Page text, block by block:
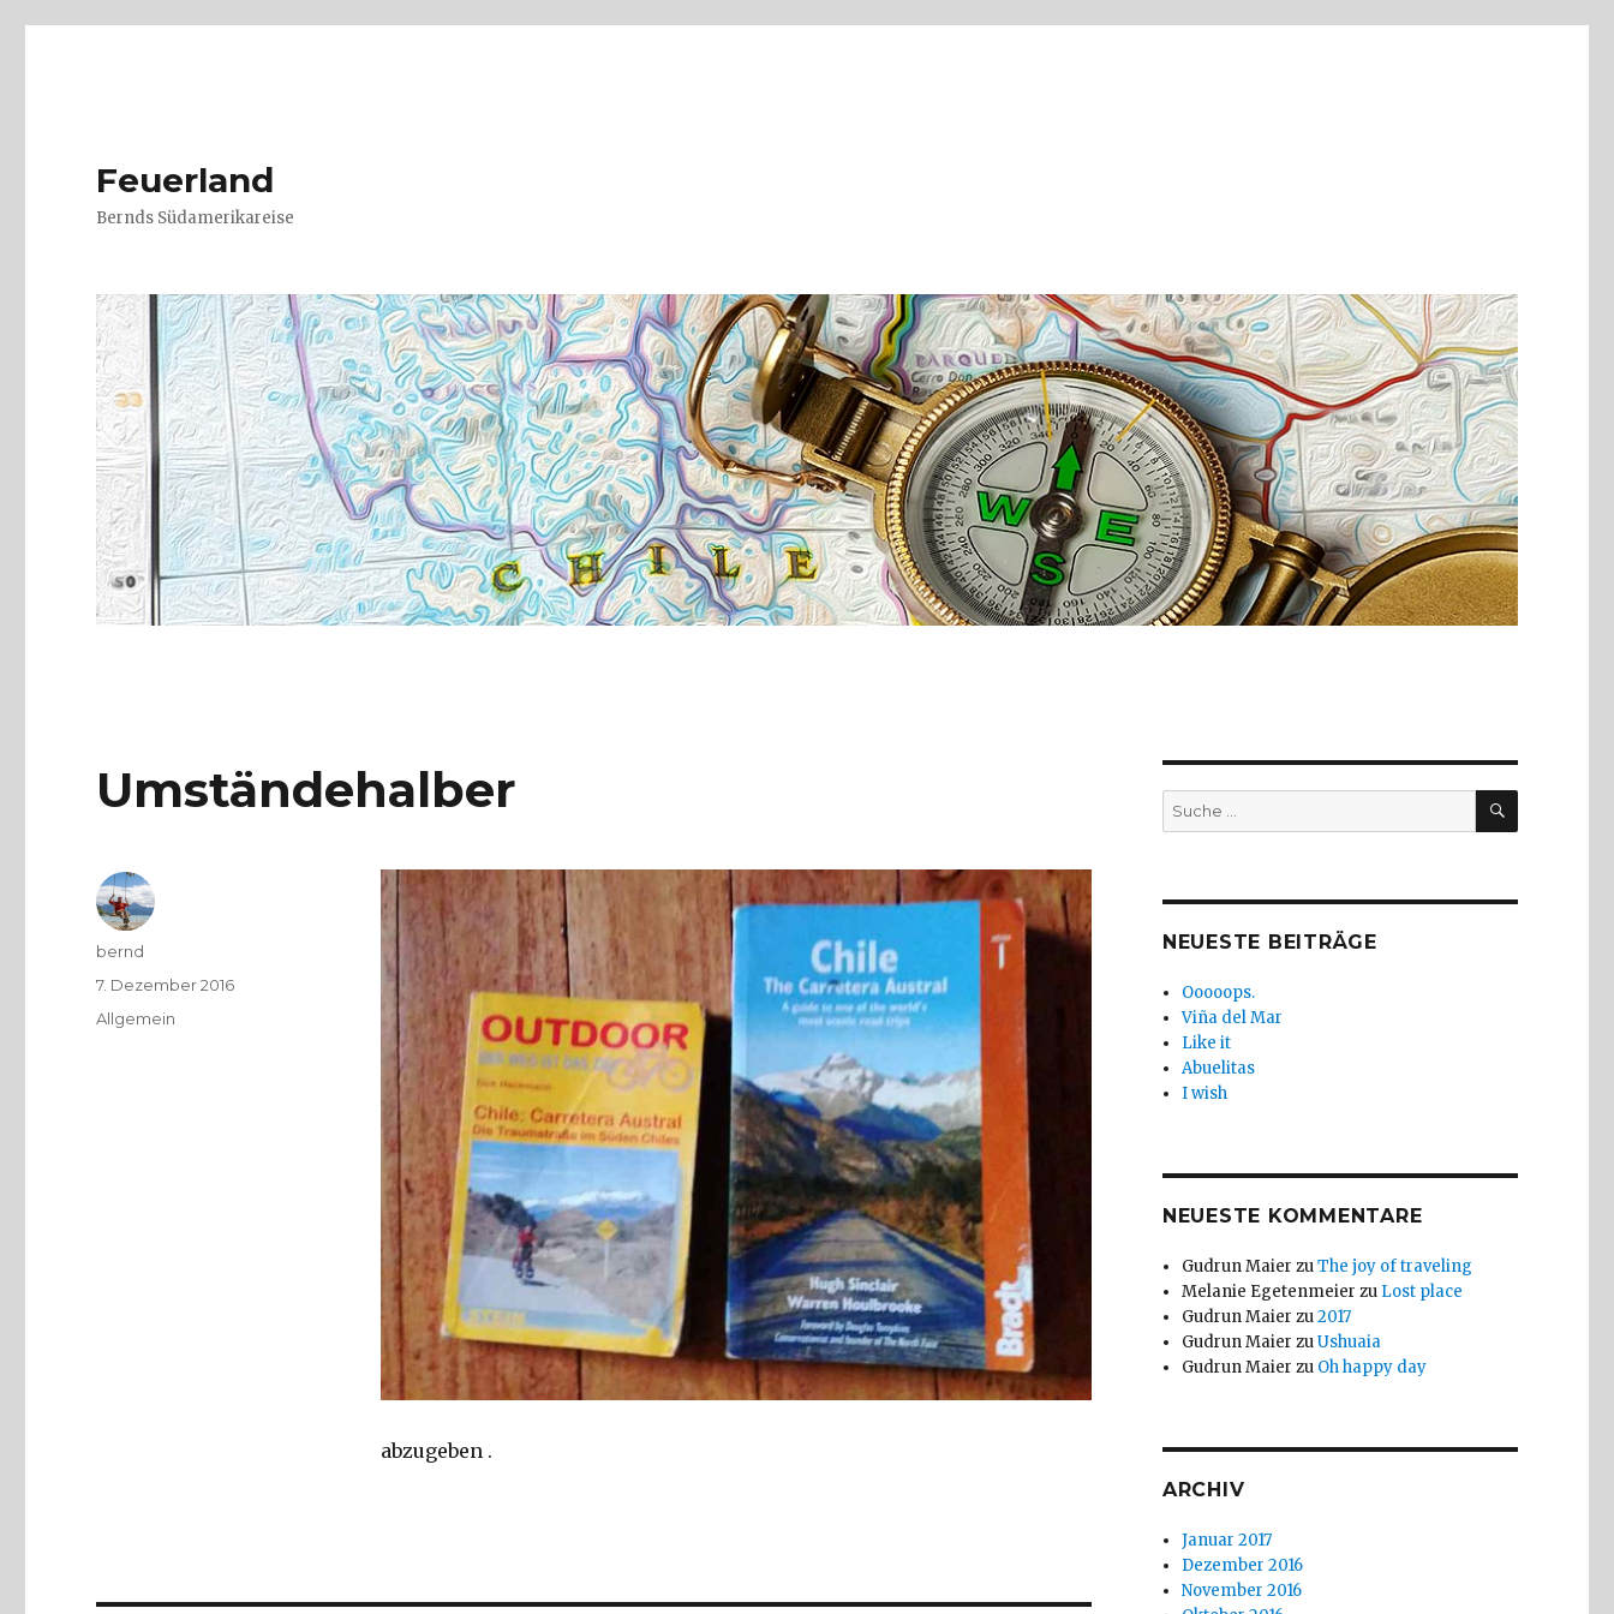
Feuerland
Bernds Südamerikareise
Umständehalber
abzugeben .
Autor
bernd
Veröffentlicht
am
7. Dezember 2016
Kategorien
Allgemein
Suche
nach:
SUCHE
NEUESTE BEITRÄGE
Ooooops.
Viña del Mar
Like it
Abuelitas
I wish
NEUESTE KOMMENTARE
Gudrun Maier zuThe joy of traveling
Melanie Egetenmeier zu Lost place
Gudrun Maier zu2017
Gudrun Maier zuUshuaia
Gudrun Maier zu Oh happy day
ARCHIV
Januar 2017
Dezember 2016
November 2016